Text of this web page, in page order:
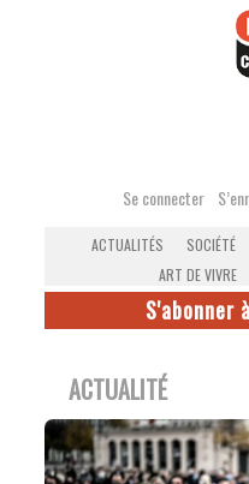
Se connecter
ACTUALITÉS SOCIÉTÉ
ART DE VIVRE
S'abonner
ACTUALITÉ